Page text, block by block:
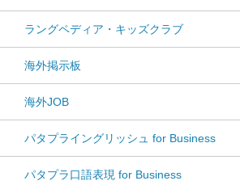
ラングペディア・キッズクラブ
海外掲示板
海外JOB
パタプライングリッシュ for Business
パタプラ口語表現 for Business